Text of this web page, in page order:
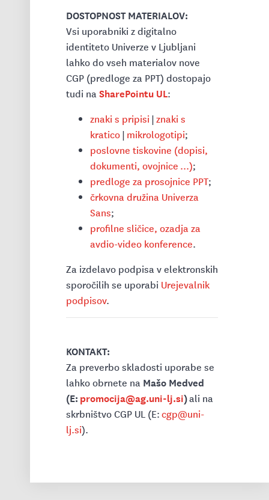
DOSTOPNOST MATERIALOV:
Vsi uporabniki z digitalno
identiteto Univerze v Ljubljani
lahko do vseh materialov nove
CGP (predloge za PPT) dostopajo
tudi naSharePointu UL:
znaki s pripisi |znaki s
kratico| mikrologotipi;
poslovne tiskovine (dopisi,
dokumenti, ovojnice ...);
predloge za prosojnice PPT;
črkovna družina Univerza
Sans;
profilne sličice, ozadja za
avdio-video konference.
Za izdelavo podpisa v elektronskih
sporočilih se uporabi Urejevalnik
podpisov.
KONTAKT:
Za preverbo skladosti uporabe se
lahko obrnete na Mašo Medved
(E: promocija@ag.uni-lj.si)ali na
skrbništvo CGP UL (E:cgp@uni-
lj.si).